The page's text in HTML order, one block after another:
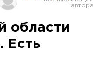
Оренбург
области
Есть